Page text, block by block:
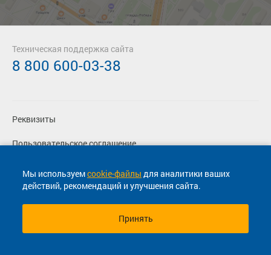
Мы используемcookie-файлы для аналитики ваших
действий, рекомендаций и улучшения сайта.
Принять
Реквизиты
Пользовательское соглашение
Политика конфиденциальности
Согласие на маркетинговые сообщения
Техническая поддержка сайта
8 800 600-03-38
© 2013-2026, ООО "Капитал"- Онлайн сервис продажи